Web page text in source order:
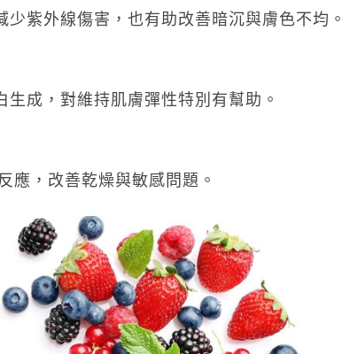
紫外線傷害，也有助改善暗沉與膚色不均。
成，對維持肌膚彈性特別有幫助。
應，改善乾燥與敏感問題。